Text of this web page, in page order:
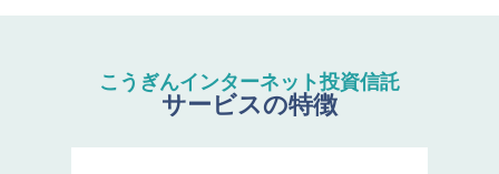
こうぎんインターネット投資信託
サービスの特徴